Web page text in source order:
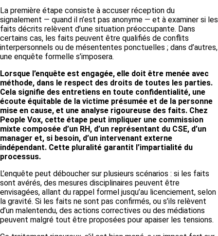
La première étape consiste à accuser réception du
signalement — quand il n’est pas anonyme — et à examiner si les
faits décrits relèvent d’une situation préoccupante. Dans
certains cas, les faits peuvent être qualifiés de conflits
interpersonnels ou de mésententes ponctuelles ; dans d’autres,
une enquête formelle s’imposera.
Lorsque l’enquête est engagée, elle doit être menée avec
méthode, dans le respect des droits de toutes les parties.
Cela signifie des entretiens en toute confidentialité, une
écoute équitable de la victime présumée et de la personne
mise en cause, et une analyse rigoureuse des faits. Chez
People Vox, cette étape peut impliquer une commission
mixte composée d’un RH, d’un représentant du CSE, d’un
manager et, si besoin, d’un intervenant externe
indépendant. Cette pluralité garantit l’impartialité du
processus.
L’enquête peut déboucher sur plusieurs scénarios : si les faits
sont avérés, des mesures disciplinaires peuvent être
envisagées, allant du rappel formel jusqu’au licenciement, selon
la gravité. Si les faits ne sont pas confirmés, ou s’ils relèvent
d’un malentendu, des actions correctives ou des médiations
peuvent malgré tout être proposées pour apaiser les tensions.